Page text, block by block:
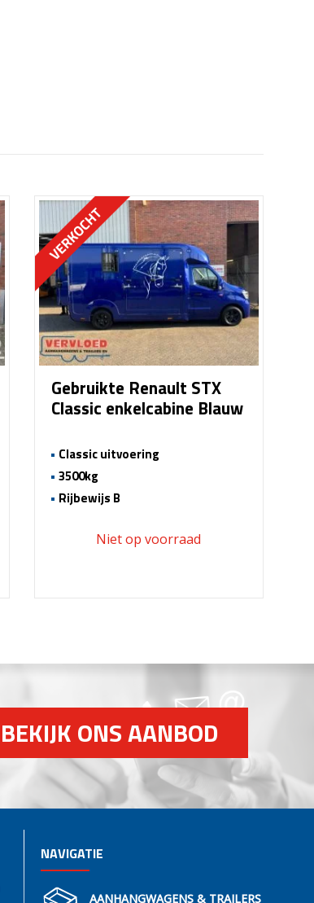
Gebruikte Renault STX
Classic enkelcabine Blauw
Classic uitvoering
3500kg
Rijbewijs B
BEKIJK ONS AANBOD
NAVIGATIE
AANHANGWAGENS & TRAILERS